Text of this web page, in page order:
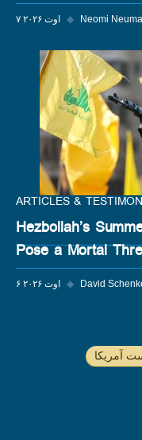
۷ اوت ۲۰۲۶ ◆ Neomi
ARTICLES &
Hezbollah’s
Pose a Mortal
۶ اوت ۲۰۲۶ ◆ David
آمریکا